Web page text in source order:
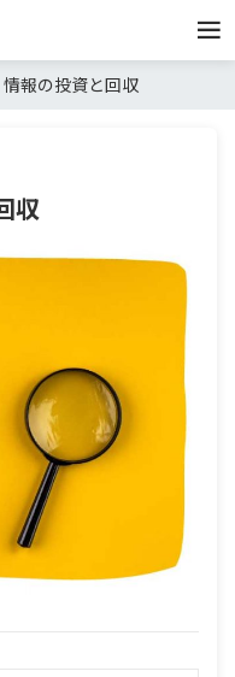
報の投資と回収
収